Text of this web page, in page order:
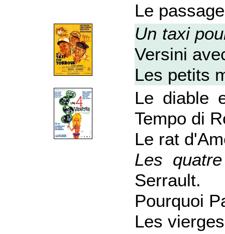
Le
Un taxi
Versini
Les petits
Le diable
Tempo di
Le rat
Les
Serrault.
Pourquoi
Les